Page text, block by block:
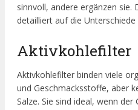
sinnvoll, andere ergänzen
detailliert auf die
Aktivkohlefilter
Aktivkohlefilter binden viele
und Geschmacksstoffe, aber
Salze. Sie sind ideal, wenn